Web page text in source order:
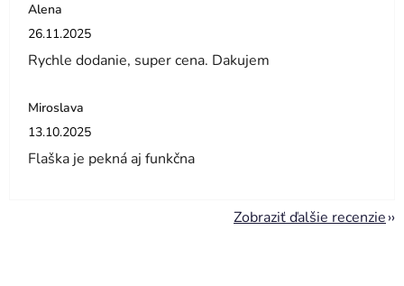
Alena
Hodnotenie obchodu je 5 z 5 hviezdičiek.
26.11.2025
Rychle dodanie, super cena. Dakujem
Miroslava
Hodnotenie obchodu je 5 z 5 hviezdičiek.
13.10.2025
Flaška je pekná aj funkčna
Zobraziť ďalšie recenzie